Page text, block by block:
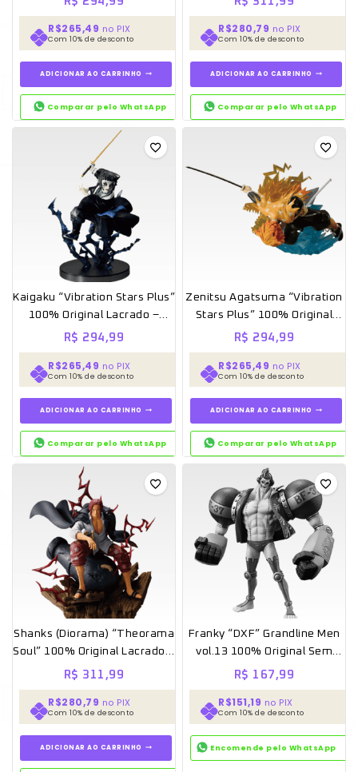
R$265,49 no PIX
Com 10% de desconto
ADICIONAR AO CARRINHO
Comparar pelo WhatsApp
R$280,79 no PIX
Com 10% de desconto
ADICIONAR AO CARRINHO
Comparar pelo WhatsApp
Kaigaku “Vibration Stars Plus”
100% Original Lacrado –
Banpresto
R$ 294,99
R$265,49 no PIX
Com 10% de desconto
ADICIONAR AO CARRINHO
Comparar pelo WhatsApp
Zenitsu Agatsuma “Vibration
Stars Plus” 100% Original
Lacrado – Banpresto
R$ 294,99
R$265,49 no PIX
Com 10% de desconto
ADICIONAR AO CARRINHO
Comparar pelo WhatsApp
Shanks (Diorama) “Theorama
Soul” 100% Original Lacrado –
Banpresto
R$ 311,99
R$280,79 no PIX
Com 10% de desconto
ADICIONAR AO CARRINHO
Franky “DXF” Grandline Men
vol.13 100% Original Sem
caixa [Banpresto]
R$ 167,99
R$151,19 no PIX
Com 10% de desconto
Encomende pelo WhatsApp